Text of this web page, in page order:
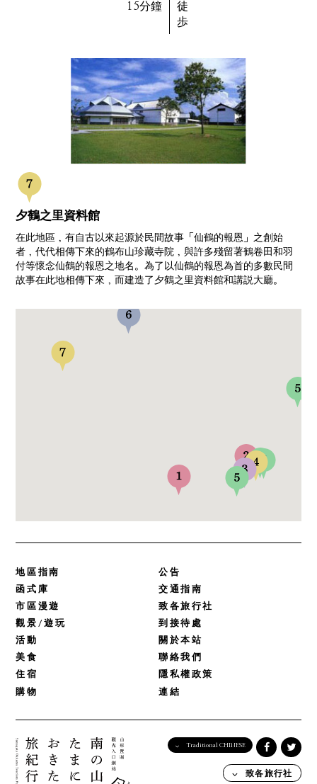
15分鐘
徒
歩
夕鶴之里資料館
在此地區，有自古以來起源於民間故事「仙鶴的報恩」之創始
者，代代相傳下來的鶴布山珍藏寺院，與許多殘留著鶴卷田和羽
付等懷念仙鶴的報恩之地名。為了以仙鶴的報恩為首的多數民間
故事在此地相傳下來，而建造了夕鶴之里資料館和講説大廳。
地區指南
函式庫
市區漫遊
觀景/遊玩
活動
美食
住宿
購物
公告
交通指南
致各旅行社
到接待處
關於本站
聯絡我們
隱私權政策
連結
Traditional CHINESE
English
致各旅行社